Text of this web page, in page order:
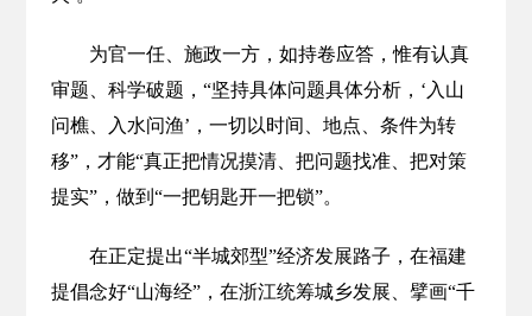
为官一任、施政一方，如持卷应答，惟有认真
审题、科学破题，“坚持具体问题具体分析，‘入山
问樵、入水问渔’，一切以时间、地点、条件为转
移”，才能“真正把情况摸清、把问题找准、把对策
提实”，做到“一把钥匙开一把锁”。
在正定提出“半城郊型”经济发展路子，在福建
提倡念好“山海经”，在浙江统筹城乡发展、擘画“千